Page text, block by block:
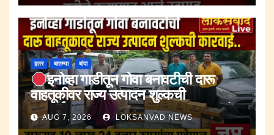
इतर बातम्या बांदा
इनोव्हा गाडीतून गोवा बनावटीची दारू
वाहतूकीवर राज्य उत्पादन शुल्कची
कारवाई.;दारूसह १० लाख २४ हजार रुपयांचा
मुद्देमाल जप्त.
AUG 7, 2026 LOKSANVAD NEWS